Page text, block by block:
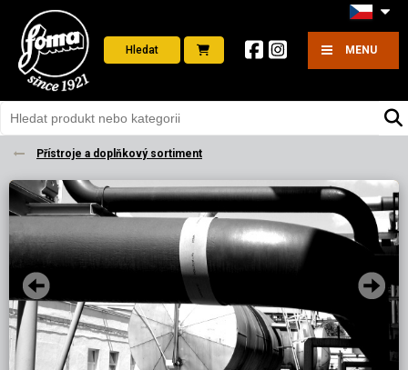
Hledat MENU
Přístroje a doplňkový sortiment